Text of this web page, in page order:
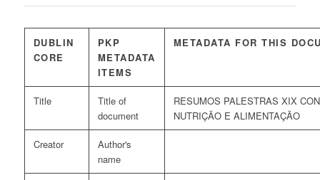
DUBLIN
CORE
PKP
METADATA
ITEMS
METADATA FOR THIS
Title
Title of
document
RESUMOS PALESTRAS XIX
NUTRIÇÃO E ALIMENTAÇÃO
Creator
Author's
name